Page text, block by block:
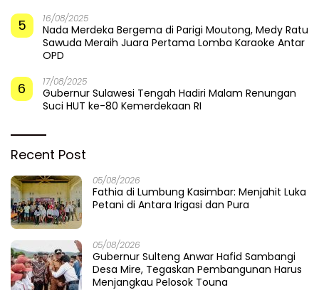
5 16/08/2025
Nada Merdeka Bergema di Parigi Moutong, Medy Ratu
Sawuda Meraih Juara Pertama Lomba Karaoke Antar
OPD
6 17/08/2025
Gubernur Sulawesi Tengah Hadiri Malam Renungan
Suci HUT ke-80 Kemerdekaan RI
Recent Post
05/08/2026
Fathia di Lumbung Kasimbar: Menjahit Luka
Petani di Antara Irigasi dan Pura
05/08/2026
Gubernur Sulteng Anwar Hafid Sambangi
Desa Mire, Tegaskan Pembangunan Harus
Menjangkau Pelosok Touna